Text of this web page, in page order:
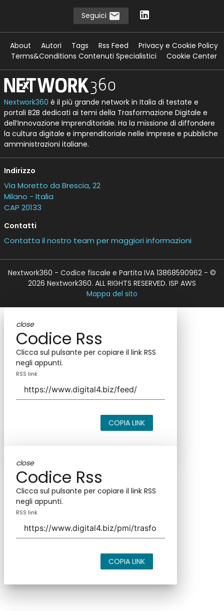
Seguici
About Autori Tags Rss Feed
Privacy e Cookie Policy
Terms&Conditions Contenuti Specialistici
Cookie Center
Nextwork360 è il più grande network in Italia di testate e
portali B2B dedicati ai temi della Trasformazione Digitale e
dell’Innovazione Imprenditoriale. Ha la missione di diffondere
la cultura digitale e imprenditoriale nelle imprese e pubbliche
amministrazioni italiane.
Indirizzo
Via Moretto da Brescia, 22
Milano - Italia
CAP 20133
Contatti
Contatta il nostro team per maggiori informazioni
Nextwork360 - Codice fiscale e Partita IVA 13868590962 - ©
2026 Nextwork360. ALL RIGHTS RESERVED. ISP AWS
Mappa del sito
close
Codice Rss
Clicca sul pulsante per copiare il link RSS
negli appunti.
RSS link
COPIA LINK
close
Codice Rss
Clicca sul pulsante per copiare il link RSS
negli appunti.
RSS link
COPIA LINK